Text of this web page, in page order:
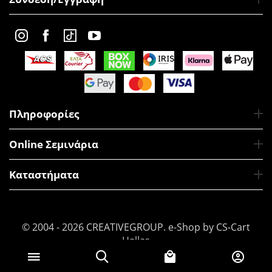
Πληροφορίες
Online Σεμινάρια
Καταστήματα
© 2004 - 2026 CREATIVEGROUP. e-Shop by CS-Cart
Hellas
71 Προσθήκη στο Καλάθι